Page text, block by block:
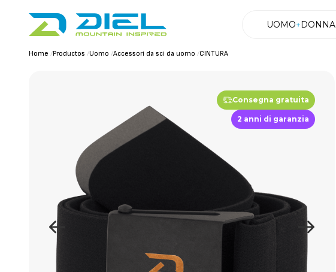
UOMO DONNA
Home /Productos /Uomo /Accessori da sci da uomo /CINTURA
Consegna gratuita
2 anni di garanzia